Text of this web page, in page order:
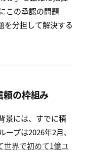
この承認の問題
を分担して解決する
頼の枠組み
景には、すでに積
プは2026年2月、
世界で初めて1億ユ